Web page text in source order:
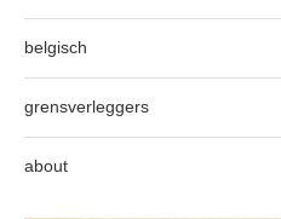
belgisch
grensverleggers
about